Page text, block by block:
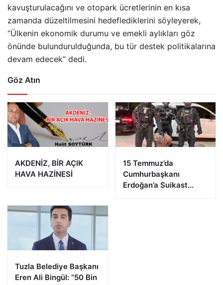
kavuşturulacağını ve otopark ücretlerinin en kısa
zamanda düzeltilmesini hedeflediklerini söyleyerek,
“Ülkenin ekonomik durumu ve emekli aylıkları göz
önünde bulundurulduğunda, bu tür destek politikalarına
devam edecek” dedi.
Göz Atın
AKDENİZ, BİR AÇIK
HAVA HAZİNESİ
15 Temmuz’da
Cumhurbaşkanı
Erdoğan’a Suikast
Tuzla Belediye Başkanı
Eren Ali Bingül: “50 Bin